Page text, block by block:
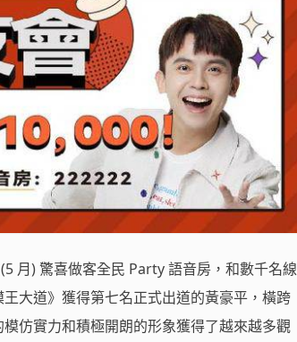
月) 驚喜做客全民 Party 語音房，和數千名線
大道》獲得第七名正式出道的黃豪平，橫跨
仿實力和積極開朗的形象獲得了越來越多觀